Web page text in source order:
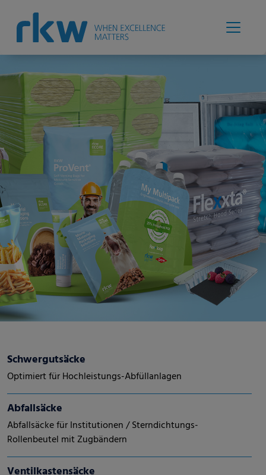
Schwergutsäcke
Optimiert für Hochleistungs-Abfüllanlagen
Abfallsäcke
Abfallsäcke für Institutionen / Sterndichtungs-
Rollenbeutel mit Zugbändern
Ventilkastensäcke